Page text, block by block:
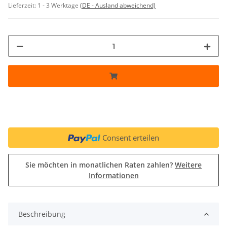
Lieferzeit: 1 - 3 Werktage (DE - Ausland abweichend)
Consent erteilen
Sie möchten in monatlichen Raten zahlen? Weitere
Informationen
Beschreibung